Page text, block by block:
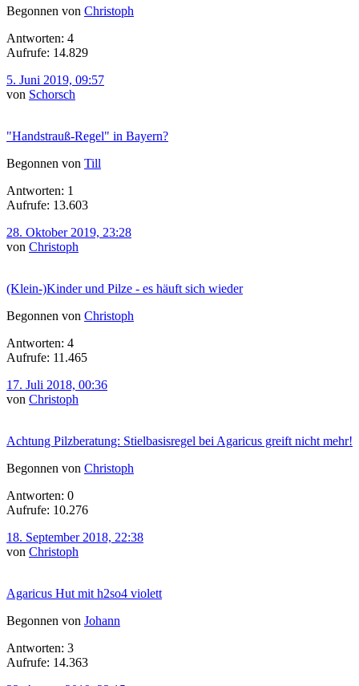
Begonnen von Christoph
Antworten: 4
Aufrufe: 14.829
5. Juni 2019, 09:57
von Schorsch
"Handstrauß-Regel" in Bayern?
Begonnen von Till
Antworten: 1
Aufrufe: 13.603
28. Oktober 2019, 23:28
von Christoph
(Klein-)Kinder und Pilze - es häuft sich wieder
Begonnen von Christoph
Antworten: 4
Aufrufe: 11.465
17. Juli 2018, 00:36
von Christoph
Achtung Pilzberatung: Stielbasisregel bei Agaricus greift nicht mehr!
Begonnen von Christoph
Antworten: 0
Aufrufe: 10.276
18. September 2018, 22:38
von Christoph
Agaricus Hut mit h2so4 violett
Begonnen von Johann
Antworten: 3
Aufrufe: 14.363